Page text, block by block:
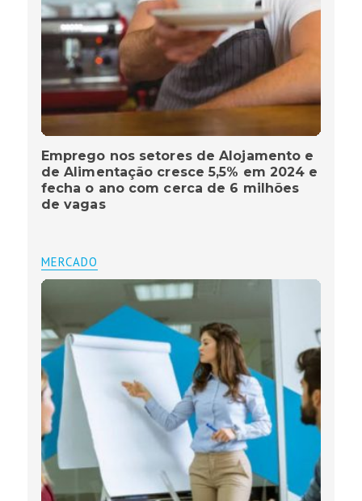
Emprego nos setores de Alojamento e
de Alimentação cresce 5,5% em 2024 e
fecha o ano com cerca de 6 milhões
de vagas
MERCADO